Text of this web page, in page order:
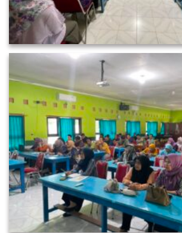
SURVEY TINGKAT KEPUASAN
LAYANAN INFORMASI & ASPIRASI SISWA
SISTEM INFORMASI KEUANGAN